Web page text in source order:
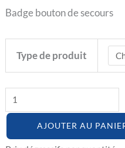
Badge bouton de secours
Type de produit
secours
AJOUTER AU